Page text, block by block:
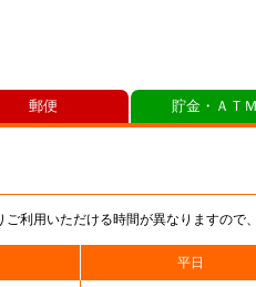
利用いただける時間が異なりますので
平日
郵便 貯金・ＡＴ